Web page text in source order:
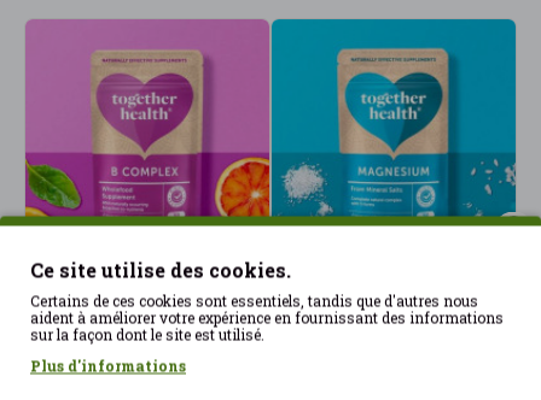
B-Complex 30caps
TogetherHealth
12.95€
Magnésium marin 30
têtes TogetherHealth
Ce site utilise des cookies.
Certains de ces cookies sont essentiels, tandis que d'autres nous
aident à améliorer votre expérience en fournissant des informations
sur la façon dont le site est utilisé.
Plus d'informations